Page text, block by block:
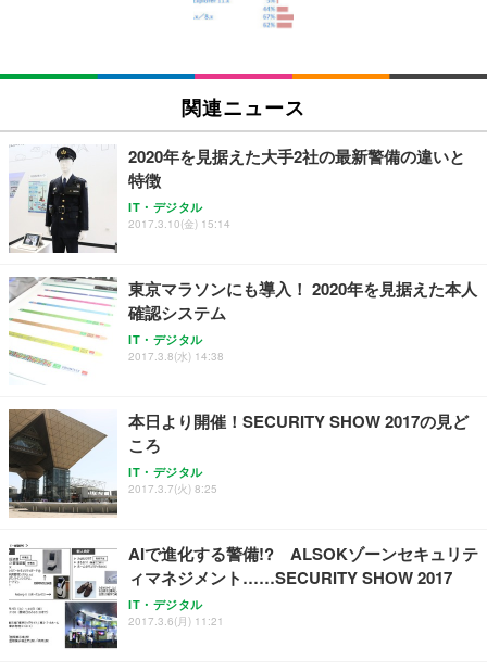
ン樹脂ベース 通気性メッシュ 在宅ワーク H-WY01
(黒網+黒枠+黒足)
SIHOO B100 オフィスチェア／デスクチェア メッシ
ュチェア 人間工学 疲れない ブラック
￥27,999
Sezlife オフィスチェア デスクチェア 疲れない テレ
ワーク チェア 強化バックレスト 30度ロッキング機
ョン PCチェア 通気性メッシュ ゲーミング/勉強/事
務用 おしゃれ パソコンチェア (ブラック)
Sezlife オフィスチェア デスクチェア 疲れない テレ
ワーク チェア 強化バックレスト 30度ロッキング機
能 人間工学 椅子 腰サポート 90度跳ね上げ式アーム
務用 おしゃれ パソコンチェア (ホワイト)
ANDWINT オフィスチェア デスクチェア 肘なし メ
ッシュ 通気性 ランバーサポート付き 腰サポート ガ
ス圧無段階昇降 360度回転 キャスター付き コンパク
￥105,595
EIZO ビジネス向けプレミアムモニター | FlexScan
EV2740X-WT | 27.0型4K UHD・USB Type-C・ホワ
【純正品】27"ゲーミングモニター DualSense 充電
フック付き（CFI-ZDM1J）
【整備済み品】Dell E2724HS 27インチ 液晶モニタ
ー フルHD（1920×1080）VA 非光沢 HDMI/DisplayP
ort/VGA スピーカー内蔵 高さ調整 スイベル VESA対
【MiniLED/24.5inch/280Hz/FHD】GRAPHT THE S
HOOTER Gaming Monitor 24” Essential ゲーミン
グモニター QD 24.5インチ 1ms FHD 量子ドット 残
Amazonベーシック ペットシーツ 厚型 ワイド 42枚
x2袋(84枚) ホワイト(吸収面:ライトブルー)
￥3,234
ネオ・ルーライフ ネオ・オムツ L 中型犬用 26枚入
り 単品
Smart Basic(スマートベーシック) 【Amazon.co.jp
限定】 Smart Basic アイリスオーヤマ ペットシーツ
超厚型 お徳用 ワイド 100枚入 (x 1) (ケース販売)
アイリスオーヤマ ペットシーツ 超厚型 お徳用 レギ
ュラー 200枚入【Amazon.co.jp限定】
関連ニュース
2020年を見据えた大手2社の最新警備の違いと
特徴
IT・デジタル
2017.3.10(金) 15:14
東京マラソンにも導入！ 2020年を見据えた本人
確認システム
IT・デジタル
2017.3.8(水) 14:38
本日より開催！SECURITY SHOW 2017の見ど
ころ
IT・デジタル
2017.3.7(火) 8:25
AIで進化する警備!? ALSOKゾーンセキュリテ
ィマネジメント……SECURITY SHOW 2017
IT・デジタル
2017.3.6(月) 11:21